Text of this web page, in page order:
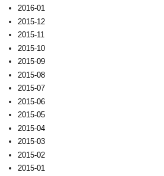
2016-01
2015-12
2015-11
2015-10
2015-09
2015-08
2015-07
2015-06
2015-05
2015-04
2015-03
2015-02
2015-01